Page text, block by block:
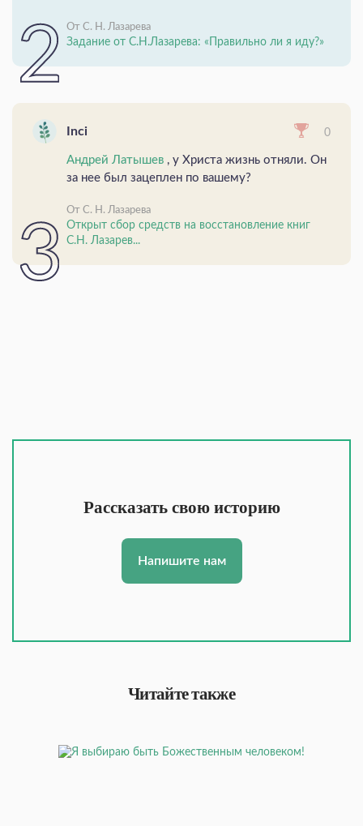
От С. Н. Лазарева
Задание от С.Н.Лазарева: «Правильно ли я иду?»
Inci 0
Андрей Латышев , у Христа жизнь отняли. Он
за нее был зацеплен по вашему?
От С. Н. Лазарева
Открыт сбор средств на восстановление книг
С.Н. Лазарев...
Рассказать свою историю
Напишите нам
Читайте также